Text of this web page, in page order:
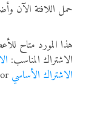
حمل اللافتة الآن
هذا المورد متاح
الاشتراك المناسب:
الاشتراك الأساسي